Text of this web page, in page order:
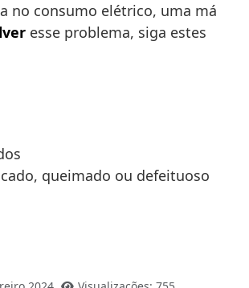
no consumo elétrico, uma má
esse problema, siga estes
queimado ou defeituoso